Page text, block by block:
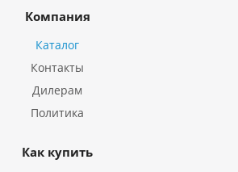
Компания
Каталог
Контакты
Дилерам
Политика
Как купить